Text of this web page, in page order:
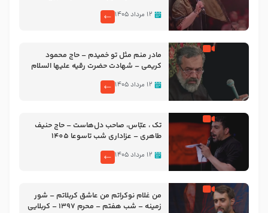
۱۲ مرداد ۱۴۰۵
مادر منم مثل تو خمیدم – حاج محمود
کریمی – شهادت حضرت رقیه علیها السلام
۱۲ مرداد ۱۴۰۵
تک ، عبّاس، صاحب دل‌هاست – حاج حنیف
طاهری – عزاداری شب تاسوعا 1405
۱۲ مرداد ۱۴۰۵
من غلام نوکراتم من عاشق کربلاتم – شور
زمینه – شب هفتم – محرم 1397 – کربلایی